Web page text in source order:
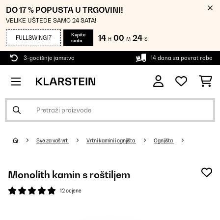
DO 17 % POPUSTA U TRGOVINI!
VELIKE UŠTEDE SAMO 24 SATA!
FULLSWING17
Kupite
sada
14 H 00 M 23 S
3-godišnje jamstvo 14 dana za povrat robe
Sve za vaš vrt Vrtni kamini i ognjišta Ognjišta
Monolith kamin s roštiljem
12 ocjene